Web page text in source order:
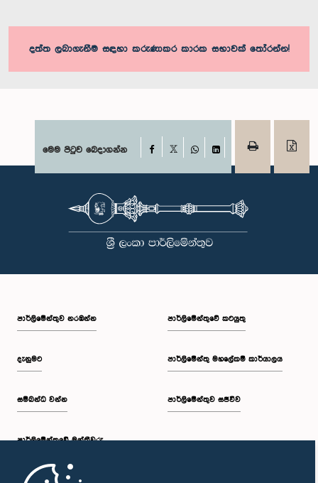
දත්ත ලබාගැනීම සඳහා කරුණාකර කාරක සභාවක් තෝරන්න!
මෙම පිටුව බෙදාගන්න Facebook
WhatsAppLinkedIn
පාර්ලි‌මේන්තුව නරඹන්න
දැනුමට
සම්බන්ධ වන්න
පාර්ලි‌මේන්තුවේ මන්ත්‍රීවරු
මුල් පිටුව
පාර්ලිමේන්තුවේ කටයුතු
පාර්ලිමේන්තු මහලේකම් කාර්යාලය
පාර්ලිමේන්තුව සජීවීව